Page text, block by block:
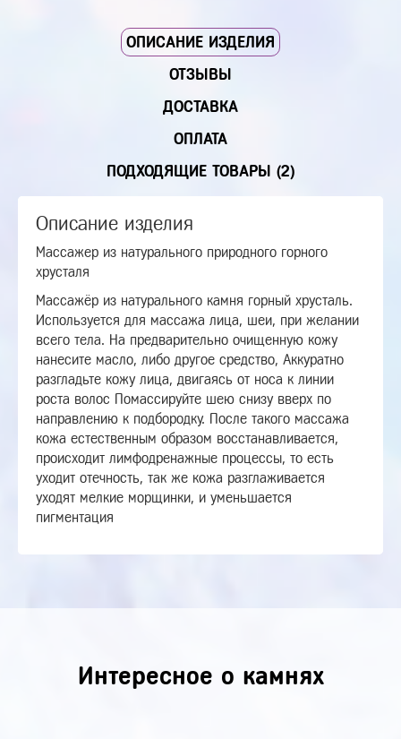
ОПИСАНИЕ ИЗДЕЛИЯ
ОТЗЫВЫ
ДОСТАВКА
ОПЛАТА
ПОДХОДЯЩИЕ ТОВАРЫ (2)
Описание изделия
Массажер из натурального природного горного
хрусталя
Массажёр из натурального камня горный хрусталь.
Используется для массажа лица, шеи, при желании
всего тела. На предварительно очищенную кожу
нанесите масло, либо другое средство, Аккуратно
разгладьте кожу лица, двигаясь от носа к линии
роста волос Помассируйте шею снизу вверх по
направлению к подбородку. После такого массажа
кожа естественным образом восстанавливается,
происходит лимфодренажные процессы, то есть
уходит отечность, так же кожа разглаживается
уходят мелкие морщинки, и уменьшается
пигментация
Интересное о камнях